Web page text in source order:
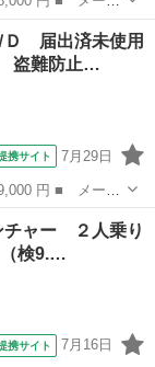
ド名： ＸＣ デ
アルミ／ワンオ
Ｄ 届出済未使用
盗難防止…
携サイト 7月29日
ド名： ＸＣ ４
難防止システム
チャー ２人乗り
検9.…
携サイト 7月16日